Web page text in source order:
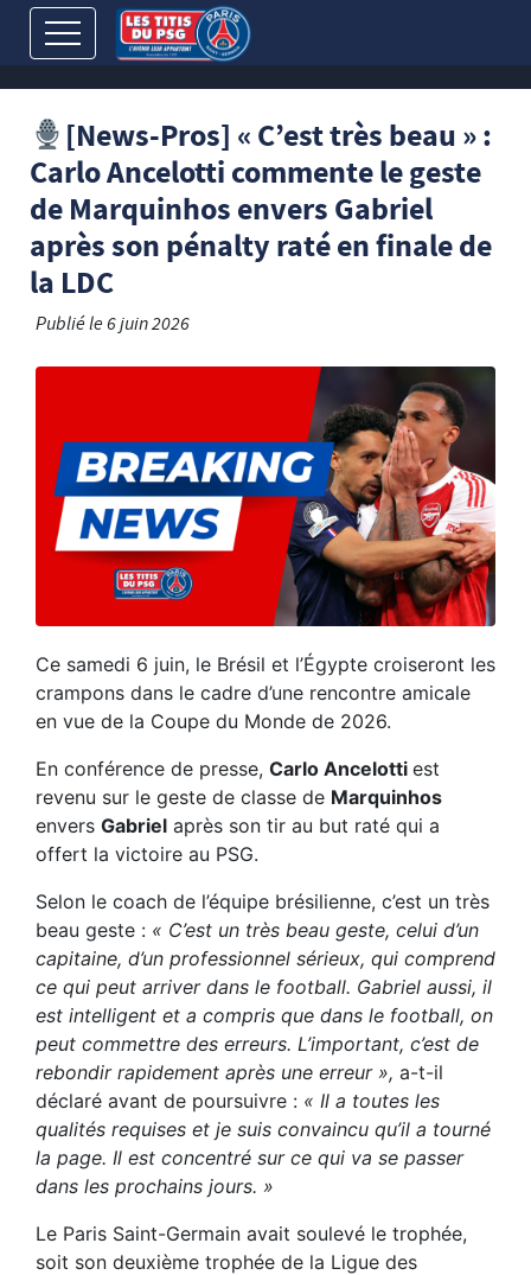
[News-Pros] « C’est très beau » :
Carlo Ancelotti commente le geste
de Marquinhos envers Gabriel
après son pénalty raté en finale de
la LDC
Publié le6 juin 2026
Ce samedi 6 juin, le Brésil et l’Égypte croiseront les
crampons dans le cadre d’une rencontre amicale
en vue de la Coupe du Monde de 2026.
En conférence de presse, Carlo Ancelotti est
revenu sur le geste de classe de Marquinhos
envers Gabriel après son tir au but raté qui a
offert la victoire au PSG.
Selon le coach de l’équipe brésilienne, c’est un très
beau geste : « C’est un très beau geste, celui d’un
capitaine, d’un professionnel sérieux, qui comprend
ce qui peut arriver dans le football. Gabriel aussi, il
est intelligent et a compris que dans le football, on
peut commettre des erreurs. L’important, c’est de
rebondir rapidement après une erreur », a-t-il
déclaré avant de poursuivre : « Il a toutes les
qualités requises et je suis convaincu qu’il a tourné
la page. Il est concentré sur ce qui va se passer
dans les prochains jours. »
Le Paris Saint-Germain avait soulevé le trophée,
soit son deuxième trophée de la Ligue des